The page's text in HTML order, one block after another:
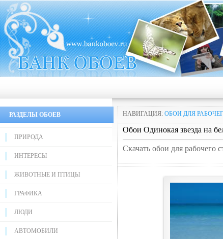
РАЗДЕЛЫ ОБОЕВ
ПРИРОДА
ИНТЕРЕСЫ
ЖИВОТНЫЕ И ПТИЦЫ
ГРАФИКА
ЛЮДИ
АВТОМОБИЛИ
НАВИГАЦИЯ: ОБОИ ДЛЯ
Обои Одинокая звезда на
Скачать обои для рабочего